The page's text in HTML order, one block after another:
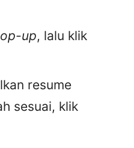
up, lalu klik
resume
sesuai, klik